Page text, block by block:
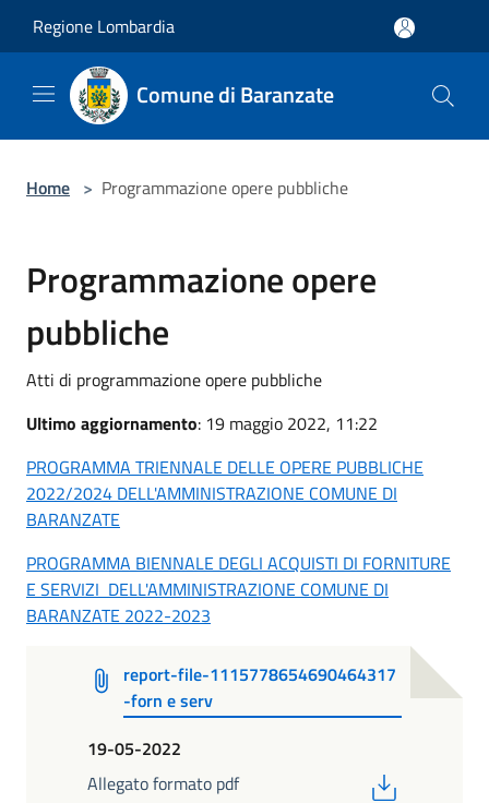
Regione Lombardia
Comune di Baranzate
Home > Programmazione opere pubbliche
Programmazione opere
pubbliche
Atti di programmazione opere pubbliche
Ultimo aggiornamento: 19 maggio 2022, 11:22
PROGRAMMA TRIENNALE DELLE OPERE PUBBLICHE
2022/2024 DELL'AMMINISTRAZIONE COMUNE DI
BARANZATE
PROGRAMMA BIENNALE DEGLI ACQUISTI DI FORNITURE
E SERVIZI DELL'AMMINISTRAZIONE COMUNE DI
BARANZATE 2022-2023
report-file-1115778654690464317
-forn e serv
19-05-2022
Allegato formato pdf